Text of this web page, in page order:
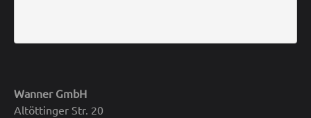
Wanner GmbH
Altöttinger Str. 20